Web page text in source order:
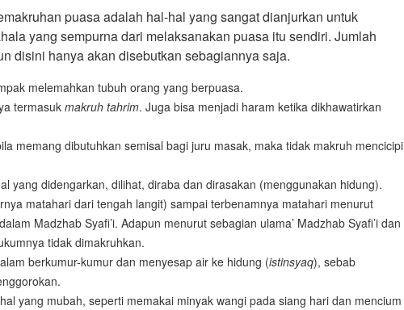
puasa adalah hal-hal yang sangat dianjurkan untuk
yang sempurna dari melaksanakan puasa itu sendiri. Jumlah
disini hanya akan disebutkan sebagiannya saja.
melemahkan tubuh orang yang berpuasa.
termasuk makruh tahrim. Juga bisa menjadi haram ketika dikhawatirkan
memang dibutuhkan semisal bagi juru masak, maka tidak makruh mencicipi
yang didengarkan, dilihat, diraba dan dirasakan (menggunakan hidung).
matahari dari tengah langit) sampai terbenamnya matahari menurut
Madzhab Syafi’i. Adapun menurut sebagian ulama’ Madzhab Syafi’i dan
tidak dimakruhkan.
berkumur-kumur dan menyesap air ke hidung (istinsyaq), sebab
yang mubah, seperti memakai minyak wangi pada siang hari dan mencium